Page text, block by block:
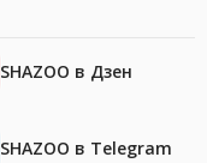
SHAZOO в Дзен
SHAZOO в Telegram